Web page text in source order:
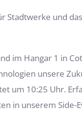
Stadtwerke und
im Hangar 1 in
unsere
um 10:25 Uhr.
in unserem Side-